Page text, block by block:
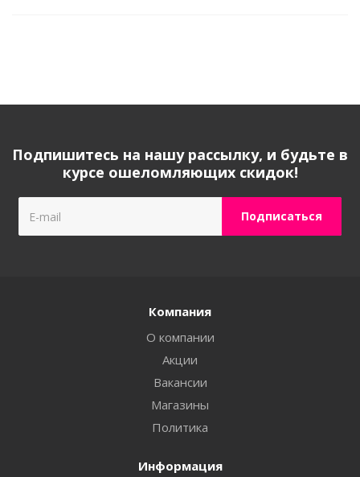
Подпишитесь на нашу рассылку, и будьте в
курсе ошеломляющих скидок!
Компания
О компании
Акции
Вакансии
Магазины
Политика
Информация